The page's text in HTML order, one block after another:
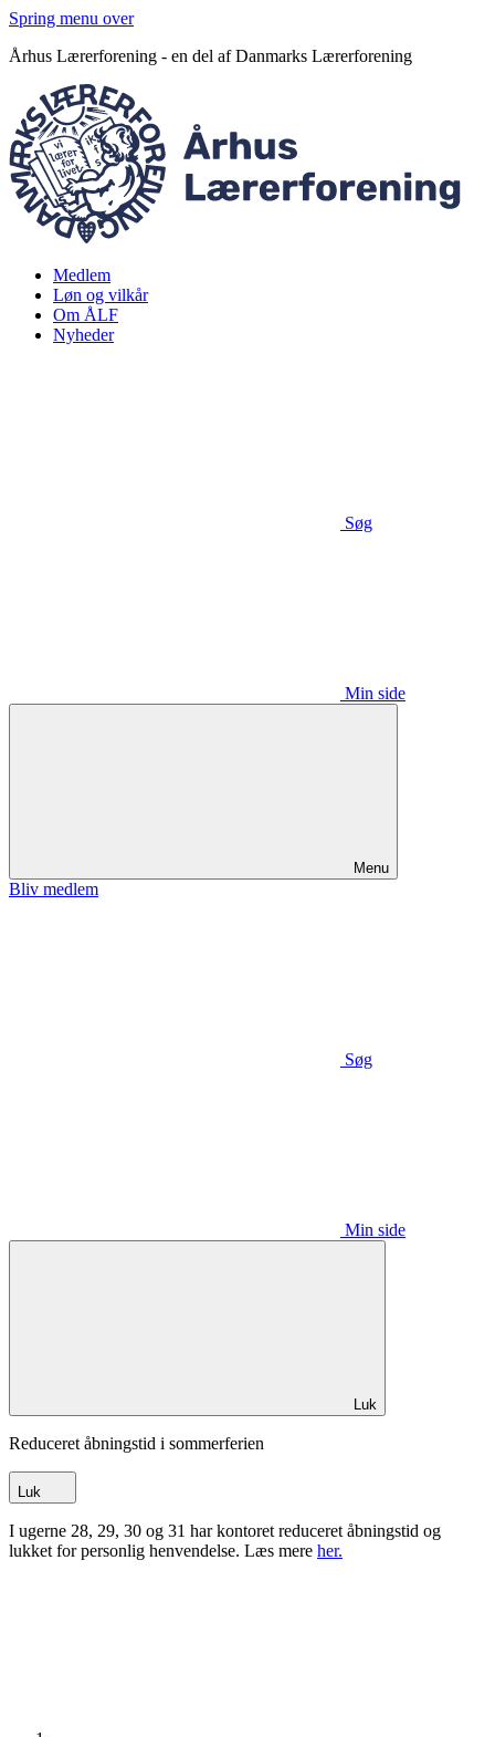
Spring menu over
Århus Lærerforening - en del af Danmarks Lærerforening
Medlem
Løn og vilkår
Om ÅLF
Nyheder
Søg
Min side
Menu
Bliv medlem
Søg
Min side
Luk
Reduceret åbningstid i sommerferien
Luk
I ugerne 28, 29, 30 og 31 har kontoret reduceret åbningstid og
lukket for personlig henvendelse. Læs mere her.